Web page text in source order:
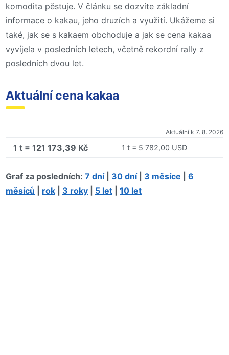
komodita pěstuje. V článku se dozvíte základní
informace o kakau, jeho druzích a využití. Ukážeme si
také, jak se s kakaem obchoduje a jak se cena kakaa
vyvíjela v posledních letech, včetně rekordní rally z
posledních dvou let.
Aktuální cena kakaa
Aktuální k 7. 8. 2026
1 t = 121 173,39 Kč 1 t = 5 782,00 USD
Graf za posledních: 7 dní| 30 dní| 3 měsíce
6
měsíců
rok 3 roky 5 let 10 let